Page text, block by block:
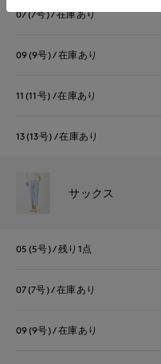
07(7号) 在庫あり
09(9号) 在庫あり
11(11号) 在庫あり
13(13号) 在庫あり
サックス
05(5号) 残り1点
07(7号) 在庫あり
09(9号) 在庫あり